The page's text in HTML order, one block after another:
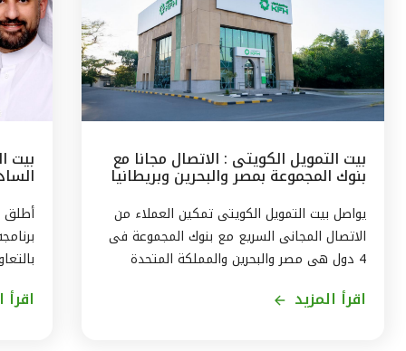
بيت التمويل الكويتى : الاتصال مجانا مع
بنوك المجموعة بمصر والبحرين وبريطانيا
وتركيا
يواصل بيت التمويل الكويتى تمكين العملاء من
الاتصال المجانى السريع مع بنوك المجموعة فى
4 دول هى مصر والبحرين والمملكة المتحدة
اقرأ المزيد
بيت
أطلق
اقرأ